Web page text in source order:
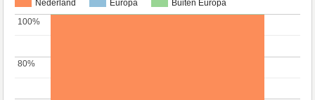
Nederland Europa Buiten Europa
80%
80%
100%
100%